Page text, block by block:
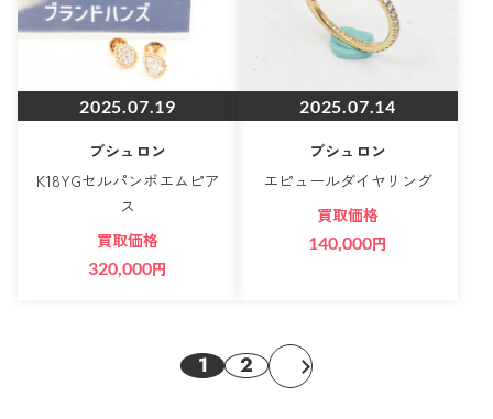
2025.07.19
ブシュロン
K18YGセルパンボエムピア
ス
買取価格
320,000円
2025.07.14
ブシュロン
エピュールダイヤリング
買取価格
140,000円
1 2